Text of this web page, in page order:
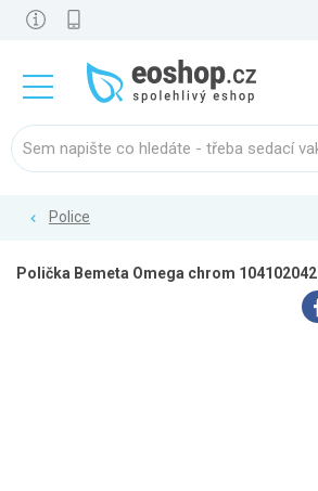
Police
Polička Bemeta Omega chrom 104102042